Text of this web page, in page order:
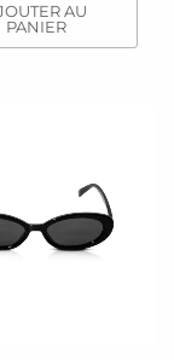
AU
PANIER